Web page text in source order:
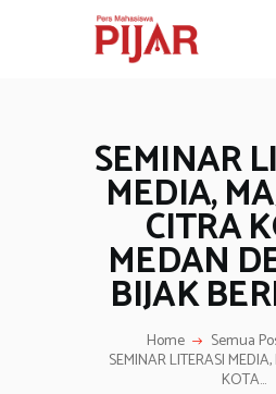
SEMINAR
MEDIA,
CITRA
MEDAN
BIJAK
Home Semua
SEMINAR LITERASI
KOTA...
BERITA
ADVERTORIAL
SOSOK
GALERI
HIBURAN
JALAN-JALAN
GAYA HIDUP
OLAHRAGA